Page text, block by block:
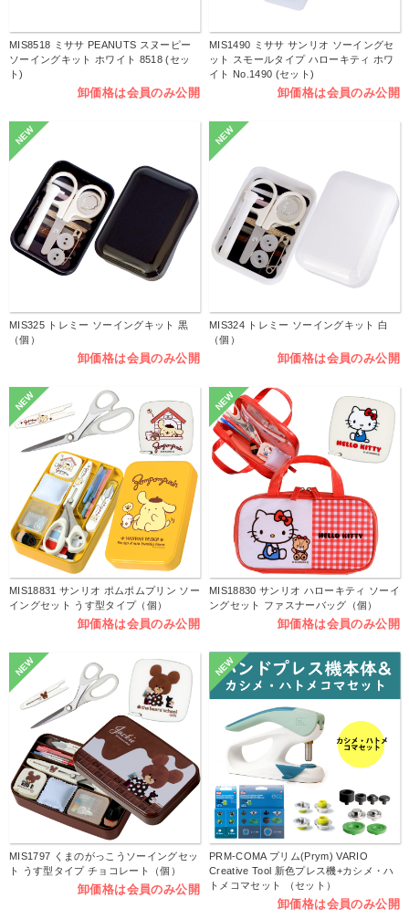
MIS8518 ミササ PEANUTS スヌーピー
ソーイングキット ホワイト 8518 (セッ
ト)
卸価格は会員のみ公開
MIS1490 ミササ サンリオ ソーイングセ
ット スモールタイプ ハローキティ ホワ
イト No.1490 (セット)
卸価格は会員のみ公開
NEW
MIS325 トレミー ソーイングキット 黒
（個）
卸価格は会員のみ公開
NEW
MIS324 トレミー ソーイングキット 白
（個）
卸価格は会員のみ公開
NEW
MIS18831 サンリオ ポムポムプリン ソー
イングセット うす型タイプ（個）
卸価格は会員のみ公開
NEW
MIS18830 サンリオ ハローキティ ソーイ
ングセット ファスナーバッグ（個）
卸価格は会員のみ公開
NEW
MIS1797 くまのがっこうソーイングセッ
ト うす型タイプ チョコレート（個）
卸価格は会員のみ公開
NEW
PRM-COMA プリム(Prym) VARIO
Creative Tool 新色プレス機+カシメ・ハ
トメコマセット （セット）
卸価格は会員のみ公開